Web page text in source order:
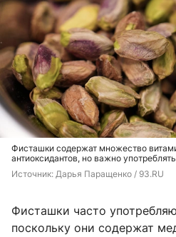
Фисташки содержат множество
антиоксидантов, но важно
Источник: Дарья Паращенко / 93.RU
Фисташки часто
поскольку они содержат